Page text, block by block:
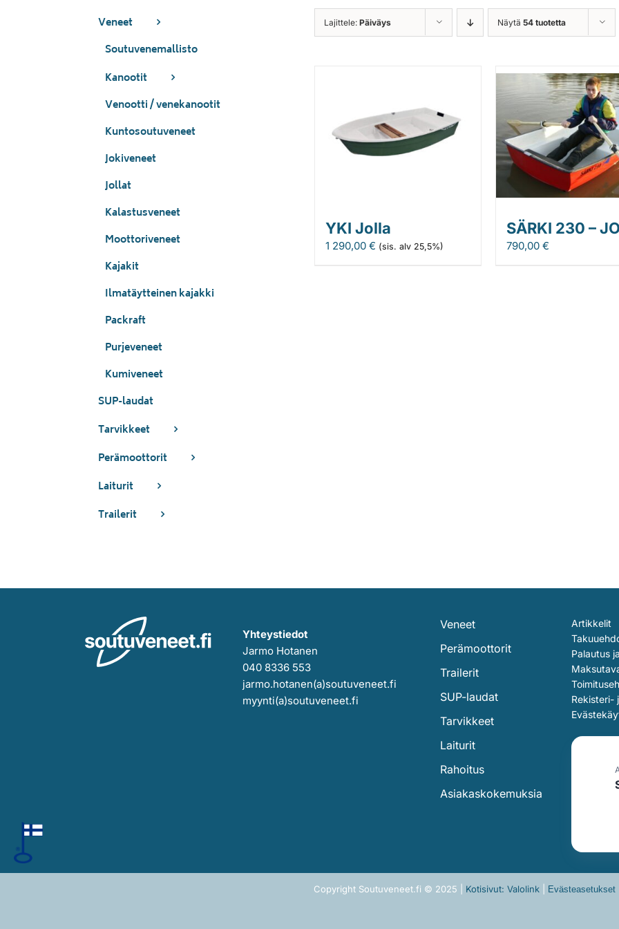
Lajittele: Päiväys Näytä 54 tuotetta
YKI Jolla
1 290,00 € (sis. alv 25,5%)
SÄRKI 230 –
790,00€
Veneet
Soutuvenemallisto
Kanootit
Venootti / venekanootit
Kuntosoutuveneet
Jokiveneet
Jollat
Kalastusveneet
Moottoriveneet
Kajakit
Ilmatäytteinen kajakki
Packraft
Purjeveneet
Kumiveneet
SUP-laudat
Tarvikkeet
Perämoottorit
Laiturit
Trailerit
Yhteystiedot
Jarmo Hotanen
040 8336 553
jarmo.hotanen(a)soutuveneet.fi
myynti(a)soutuveneet.fi
Veneet
Perämoottorit
Trailerit
SUP-laudat
Tarvikkeet
Laiturit
Rahoitus
Asiakaskokemuksia
Artikkelit
Palautus
Rekisteri-
Copyright Soutuveneet.fi © 2025 | Kotisivut: Valolink| Evästeasetukset